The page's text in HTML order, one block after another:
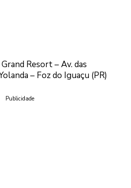
Resort – Av. das
– Foz do Iguaçu (PR)
Publicidade